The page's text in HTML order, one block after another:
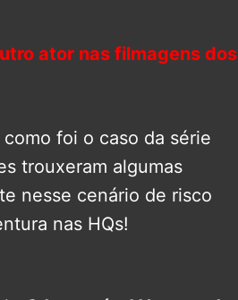
ator nas filmagens dos
foi o caso da série
trouxeram algumas
nesse cenário de risco
nas HQs!